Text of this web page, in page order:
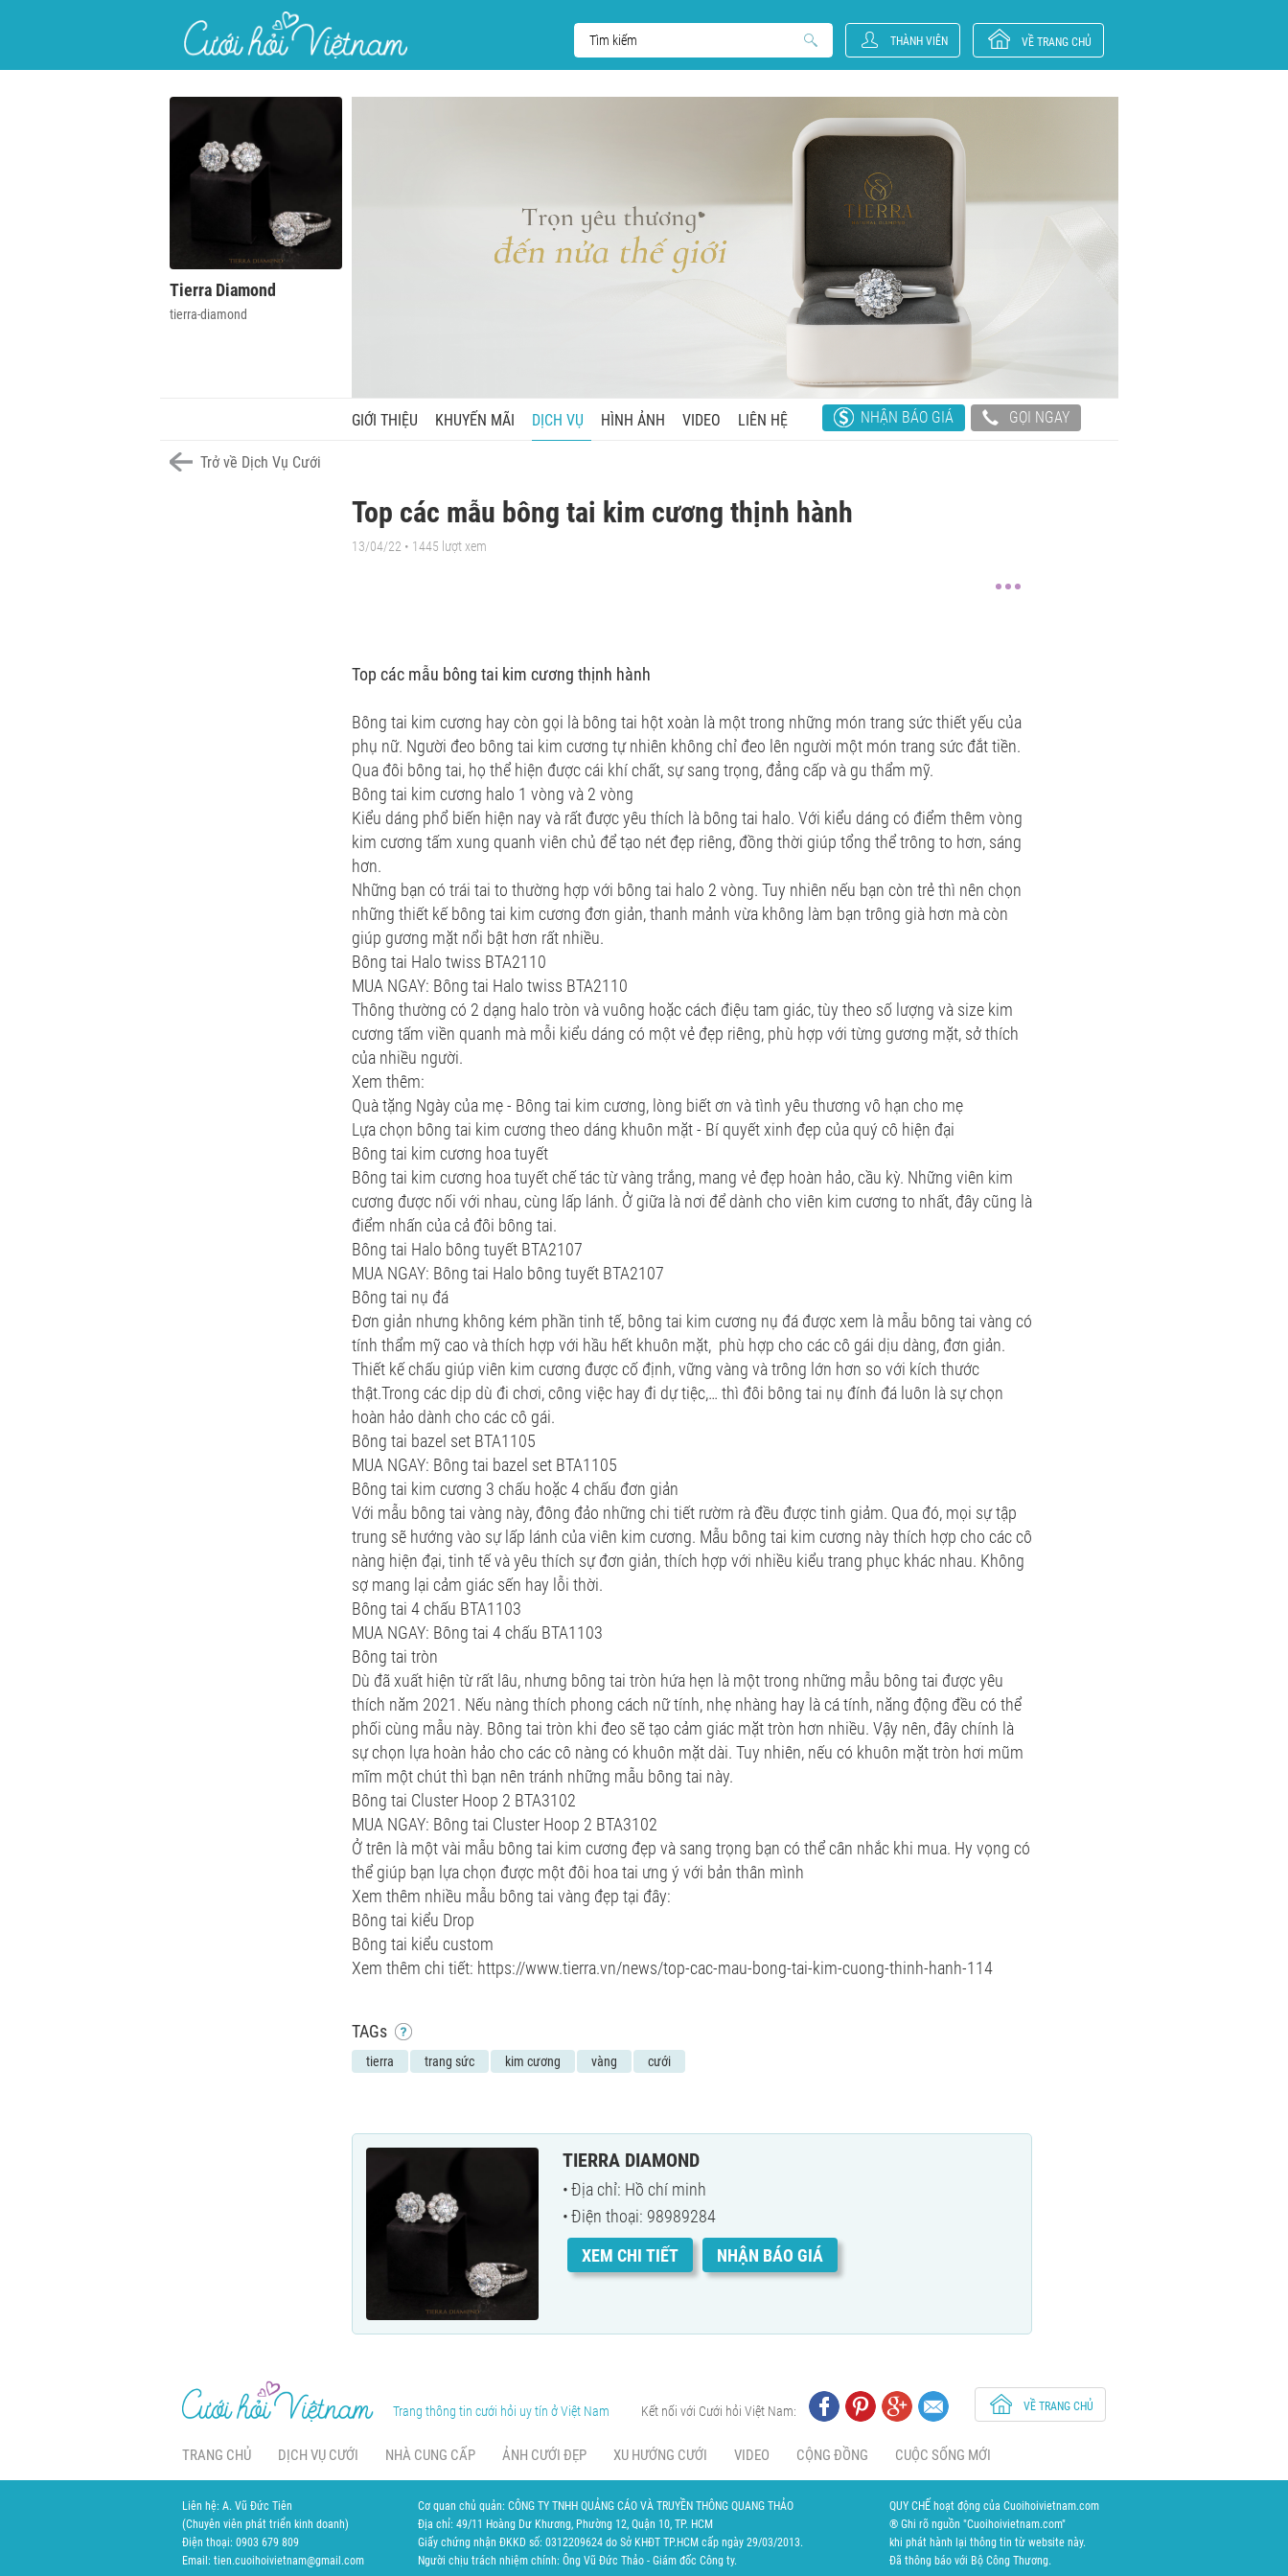
THÀNH VIÊN VỀ TRANG CHỦ
Tierra Diamond
tierra-diamond
GIỚI THIỆU KHUYẾN MÃI DỊCH VỤ HÌNH ẢNH VIDEO LIÊN HỆ NHẬN BÁO GIÁ GỌI NGAY
Trở về Dịch Vụ Cưới
Top các mẫu bông tai kim cương thịnh hành
13/04/22 • 1445 lượt xem
Top các mẫu bông tai kim cương thịnh hành
Bông tai kim cương hay còn gọi là bông tai hột xoàn là một trong những món trang sức thiết yếu của
phụ nữ. Người đeo bông tai kim cương tự nhiên không chỉ đeo lên người một món trang sức đắt tiền.
Qua đôi bông tai, họ thể hiện được cái khí chất, sự sang trọng, đẳng cấp và gu thẩm mỹ.
Bông tai kim cương halo 1 vòng và 2 vòng
Kiểu dáng phổ biến hiện nay và rất được yêu thích là bông tai halo. Với kiểu dáng có điểm thêm vòng
kim cương tấm xung quanh viên chủ để tạo nét đẹp riêng, đồng thời giúp tổng thể trông to hơn, sáng
hơn.
Những bạn có trái tai to thường hợp với bông tai halo 2 vòng. Tuy nhiên nếu bạn còn trẻ thì nên chọn
những thiết kế bông tai kim cương đơn giản, thanh mảnh vừa không làm bạn trông già hơn mà còn
giúp gương mặt nổi bật hơn rất nhiều.
Bông tai Halo twiss BTA2110
MUA NGAY: Bông tai Halo twiss BTA2110
Thông thường có 2 dạng halo tròn và vuông hoặc cách điệu tam giác, tùy theo số lượng và size kim
cương tấm viền quanh mà mỗi kiểu dáng có một vẻ đẹp riêng, phù hợp với từng gương mặt, sở thích
của nhiều người.
Xem thêm:
Quà tặng Ngày của mẹ - Bông tai kim cương, lòng biết ơn và tình yêu thương vô hạn cho mẹ
Lựa chọn bông tai kim cương theo dáng khuôn mặt - Bí quyết xinh đẹp của quý cô hiện đại
Bông tai kim cương hoa tuyết
Bông tai kim cương hoa tuyết chế tác từ vàng trắng, mang vẻ đẹp hoàn hảo, cầu kỳ. Những viên kim
cương được nối với nhau, cùng lấp lánh. Ở giữa là nơi để dành cho viên kim cương to nhất, đây cũng là
điểm nhấn của cả đôi bông tai.
Bông tai Halo bông tuyết BTA2107
MUA NGAY: Bông tai Halo bông tuyết BTA2107
Bông tai nụ đá
Đơn giản nhưng không kém phần tinh tế, bông tai kim cương nụ đá được xem là mẫu bông tai vàng có
tính thẩm mỹ cao và thích hợp với hầu hết khuôn mặt, phù hợp cho các cô gái dịu dàng, đơn giản.
Thiết kế chấu giúp viên kim cương được cố định, vững vàng và trông lớn hơn so với kích thước
thật.Trong các dịp dù đi chơi, công việc hay đi dự tiệc,… thì đôi bông tai nụ đính đá luôn là sự chọn
hoàn hảo dành cho các cô gái.
Bông tai bazel set BTA1105
MUA NGAY: Bông tai bazel set BTA1105
Bông tai kim cương 3 chấu hoặc 4 chấu đơn giản
Với mẫu bông tai vàng này, đông đảo những chi tiết rườm rà đều được tinh giảm. Qua đó, mọi sự tập
trung sẽ hướng vào sự lấp lánh của viên kim cương. Mẫu bông tai kim cương này thích hợp cho các cô
nàng hiện đại, tinh tế và yêu thích sự đơn giản, thích hợp với nhiều kiểu trang phục khác nhau. Không
sợ mang lại cảm giác sến hay lỗi thời.
Bông tai 4 chấu BTA1103
MUA NGAY: Bông tai 4 chấu BTA1103
Bông tai tròn
Dù đã xuất hiện từ rất lâu, nhưng bông tai tròn hứa hẹn là một trong những mẫu bông tai được yêu
thích năm 2021. Nếu nàng thích phong cách nữ tính, nhẹ nhàng hay là cá tính, năng động đều có thể
phối cùng mẫu này. Bông tai tròn khi đeo sẽ tạo cảm giác mặt tròn hơn nhiều. Vậy nên, đây chính là
sự chọn lựa hoàn hảo cho các cô nàng có khuôn mặt dài. Tuy nhiên, nếu có khuôn mặt tròn hơi mũm
mĩm một chút thì bạn nên tránh những mẫu bông tai này.
Bông tai Cluster Hoop 2 BTA3102
MUA NGAY: Bông tai Cluster Hoop 2 BTA3102
Ở trên là một vài mẫu bông tai kim cương đẹp và sang trọng bạn có thể cân nhắc khi mua. Hy vọng có
thể giúp bạn lựa chọn được một đôi hoa tai ưng ý với bản thân mình
Xem thêm nhiều mẫu bông tai vàng đẹp tại đây:
Bông tai kiểu Drop
Bông tai kiểu custom
Xem thêm chi tiết: https://www.tierra.vn/news/top-cac-mau-bong-tai-kim-cuong-thinh-hanh-114
TAGs
tierra trang sức kim cương vàng cưới
TIERRA DIAMOND
Địa chỉ: Hồ chí minh
Điện thoại: 98989284
XEM CHI TIẾT
NHẬN BÁO GIÁ
Trang thông tin cưới hỏi uy tín ở Việt Nam Kết nối với Cưới hỏi Việt Nam: VỀ TRANG CHỦ
TRANG CHỦ DỊCH VỤ CƯỚI NHÀ CUNG CẤP ẢNH CƯỚI ĐẸP XU HƯỚNG CƯỚI VIDEO CỘNG ĐỒNG CUỘC SỐNG MỚI
Liên hệ: A. Vũ Đức Tiên
(Chuyên viên phát triển kinh doanh)
Điện thoại: 0903 679 809
Email: tien.cuoihoivietnam@gmail.com
Cơ quan chủ quản: CÔNG TY TNHH QUẢNG CÁO VÀ TRUYỀN THÔNG QUANG THẢO
Địa chỉ: 49/11 Hoàng Dư Khương, Phường 12, Quận 10, TP. HCM
Giấy chứng nhận ĐKKD số: 0312209624 do Sở KHĐT TP.HCM cấp ngày 29/03/2013.
Người chịu trách nhiệm chính: Ông Vũ Đức Thảo - Giám đốc Công ty.
QUY CHẾ hoạt động của Cuoihoivietnam.com
® Ghi rõ nguồn "Cuoihoivietnam.com"
khi phát hành lại thông tin từ website này.
Đã thông báo với Bộ Công Thương.